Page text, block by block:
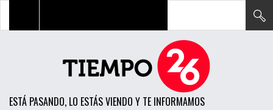
ESTÁ PASANDO, LO ESTÁS VIENDO Y TE INFORMAMOS
POLÍTICA